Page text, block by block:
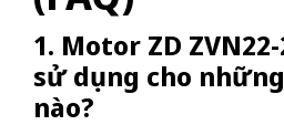
1. Motor ZD
sử dụng cho
nào?